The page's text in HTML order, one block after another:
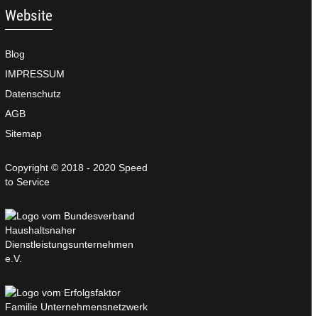
Website
Blog
IMPRESSUM
Datenschutz
AGB
Sitemap
Copyright © 2018 - 2020 Speed
to Service